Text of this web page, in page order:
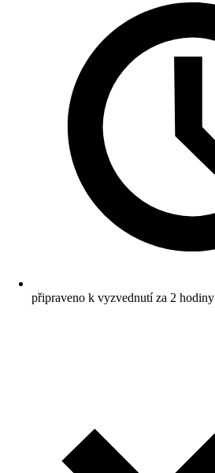
připraveno k vyzvednutí za 2 hodiny